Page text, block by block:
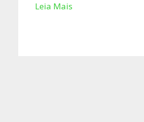
Leia Mais